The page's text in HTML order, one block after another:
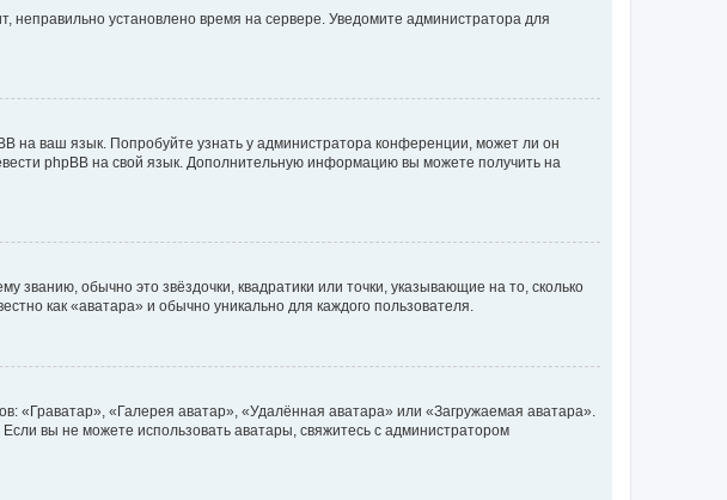
неправильно установлено время на сервере. Уведомите администратора для
на ваш язык. Попробуйте узнать у администратора конференции, может ли он
phpBB на свой язык. Дополнительную информацию вы можете получить на
званию, обычно это звёздочки, квадратики или точки, указывающие на то, сколько
как «аватара» и обычно уникально для каждого пользователя.
«Граватар», «Галерея аватар», «Удалённая аватара» или «Загружаемая аватара».
вы не можете использовать аватары, свяжитесь с администратором